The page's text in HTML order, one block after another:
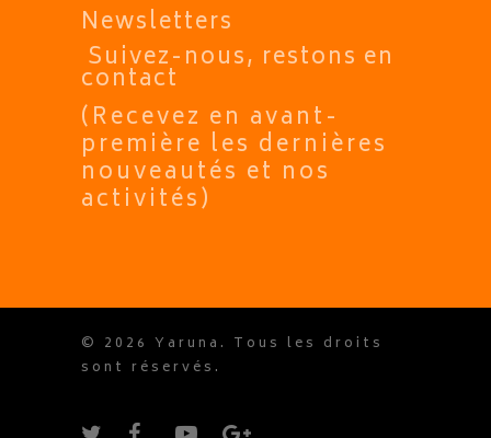
Newsletters
Suivez-nous, restons en
contact
(Recevez en avant-
première les dernières
nouveautés et nos
activités)
© 2026 Yaruna. Tous les droits
sont réservés.